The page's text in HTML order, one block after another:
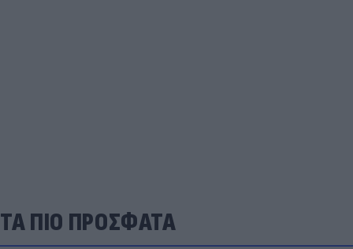
ΤΑ ΠΙΟ ΠΡΟΣΦΑΤΑ